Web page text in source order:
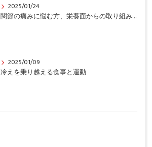
2025/01/24
関節の痛みに悩む方、栄養面からの取り組みも重要ですよ！
2025/01/09
冷えを乗り越える食事と運動